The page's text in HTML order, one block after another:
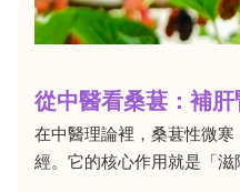
從中醫看桑葚：補
在中醫理論裡，桑葚性微
經。它的核心作用就是「滋